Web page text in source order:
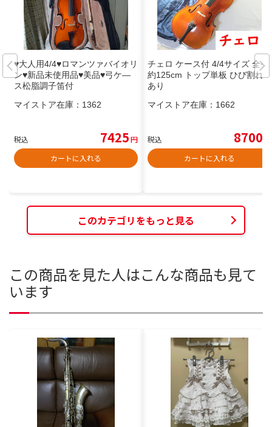
♥大人用4/4♥ロマンツァバイオリ
ン♥新品未使用品♥美品♥弓ケ―
ス松脂調子笛付
マイストア在庫： 1362
税込 7425円
カートに入れる
チェロ ケース付 4/4サイズ 全長
約125cm トップ単板 ひび割れ
あり
マイストア在庫： 1662
税込 8700
カートに入れる
このカテゴリをもっと見る
この商品を見た人はこんな商品も見て
います